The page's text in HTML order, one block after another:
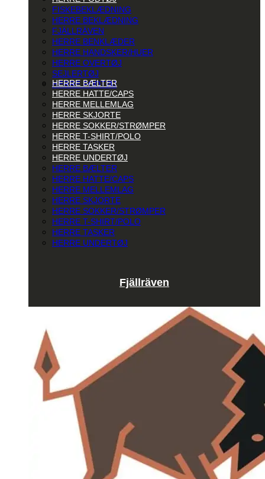
FISKEBEKLÆDNING
HERRE BEKLÆDNING
FJÄLLRÄVEN
HERRE BENKLÆDER
HERRE HANDSKER/HUER
HERRE OVERTØJ
SEJLERTØJ
HERRE FODTØJ
HERRE BÆLTER
HERRE HATTE/CAPS
HERRE MELLEMLAG
HERRE SKJORTE
HERRE SOKKER/STRØMPER
HERRE T-SHIRT/POLO
HERRE TASKER
HERRE UNDERTØJ
HERRE BÆLTER
HERRE HATTE/CAPS
HERRE MELLEMLAG
HERRE SKJORTE
HERRE SOKKER/STRØMPER
HERRE T-SHIRT/POLO
HERRE TASKER
HERRE UNDERTØJ
Fjällräven